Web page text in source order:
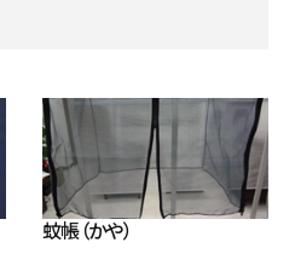
蚊帳（かや）